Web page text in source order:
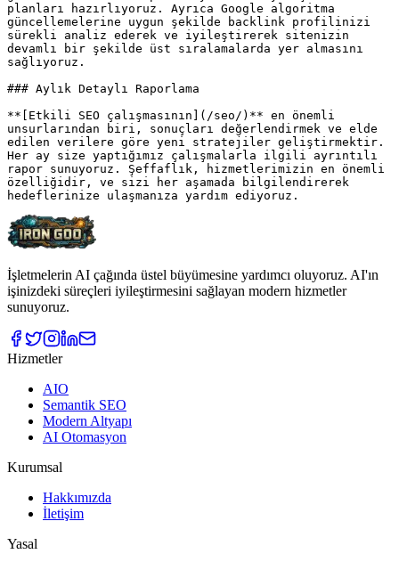
planları hazırlıyoruz. Ayrıca Google algoritma
güncellemelerine uygun şekilde backlink profilinizi
sürekli analiz ederek ve iyileştirerek sitenizin
devamlı bir şekilde üst sıralamalarda yer almasını
sağlıyoruz.
### Aylık Detaylı Raporlama
**[Etkili SEO çalışmasının](/seo/)** en önemli
unsurlarından biri, sonuçları değerlendirmek ve elde
edilen verilere göre yeni stratejiler geliştirmektir.
Her ay size yaptığımız çalışmalarla ilgili ayrıntılı
rapor sunuyoruz. Şeffaflık, hizmetlerimizin en önemli
özelliğidir, ve sizi her aşamada bilgilendirerek
İşletmelerin AI çağında üstel büyümesine yardımcı oluyoruz. AI'ın
işinizdeki süreçleri iyileştirmesini sağlayan modern hizmetler
sunuyoruz.
Hizmetler
AIO
Semantik SEO
Modern Altyapı
AI Otomasyon
Kurumsal
Hakkımızda
İletişim
Yasal